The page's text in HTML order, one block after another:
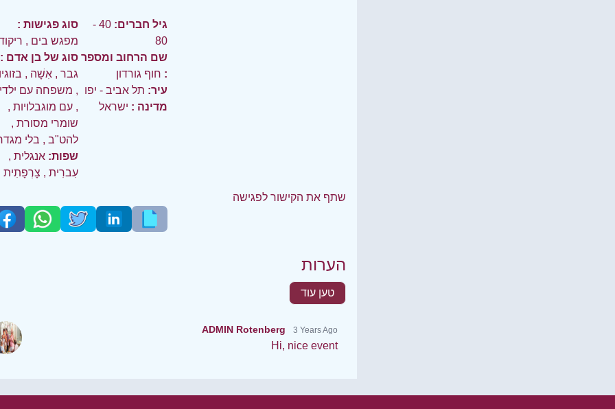
סוג פגישות :
מפגש בים ,
סוג של בן אדם :
גבר , אִשָׁה ,
, משפחה עם
, עם מוגבלויות ,
שומרי מסורת ,
להט"ב , בלי
שפות: אנגלית ,
עִברִית , צָרְפָתִית
גיל חברים:
40 -
80
שם הרחוב ומספר
: חוף גורדון
עיר: תל אביב - יפו
מדינה : ישראל
שתף את הקישור לפגישה
הערות
טען עוד
ADMIN Rotenberg 3 Years Ago
Hi, nice event